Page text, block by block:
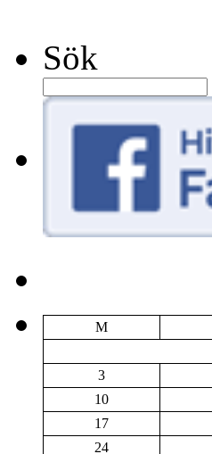
Sök
M
3
10
17
24